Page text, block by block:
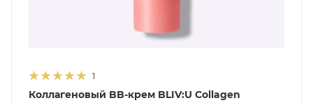
1
Коллагеновый BB-крем BLIV:U Collagen